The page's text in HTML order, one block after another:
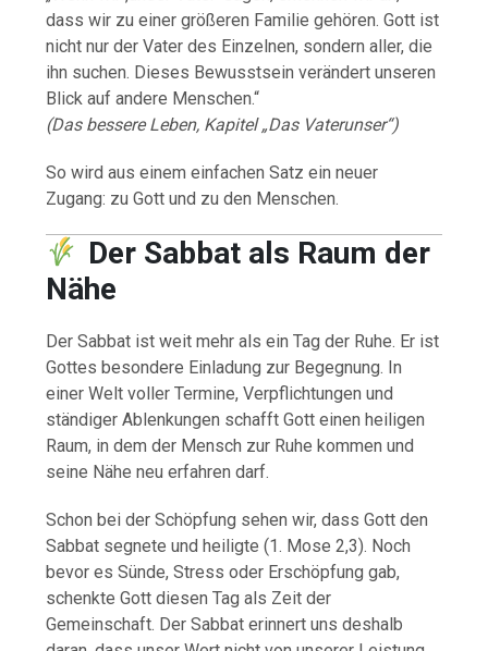
dass wir zu einer größeren Familie gehören. Gott ist
nicht nur der Vater des Einzelnen, sondern aller, die
ihn suchen. Dieses Bewusstsein verändert unseren
Blick auf andere Menschen.“
(Das bessere Leben, Kapitel „Das Vaterunser“)
So wird aus einem einfachen Satz ein neuer
Zugang: zu Gott und zu den Menschen.
Der Sabbat als Raum der
Nähe
Der Sabbat ist weit mehr als ein Tag der Ruhe. Er ist
Gottes besondere Einladung zur Begegnung. In
einer Welt voller Termine, Verpflichtungen und
ständiger Ablenkungen schafft Gott einen heiligen
Raum, in dem der Mensch zur Ruhe kommen und
seine Nähe neu erfahren darf.
Schon bei der Schöpfung sehen wir, dass Gott den
Sabbat segnete und heiligte (1. Mose 2,3). Noch
bevor es Sünde, Stress oder Erschöpfung gab,
schenkte Gott diesen Tag als Zeit der
Gemeinschaft. Der Sabbat erinnert uns deshalb